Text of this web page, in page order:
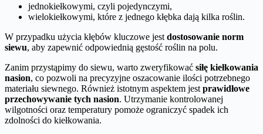
jednokiełkowymi, czyli pojedynczymi,
wielokiełkowymi, które z jednego kłębka dają kilka roślin.
W przypadku użycia kłębów kluczowe jest dostosowanie norm
siewu, aby zapewnić odpowiednią gęstość roślin na polu.
Zanim przystąpimy do siewu, warto zweryfikować siłę kiełkowania
nasion, co pozwoli na precyzyjne oszacowanie ilości potrzebnego
materiału siewnego. Również istotnym aspektem jest prawidłowe
przechowywanie tych nasion. Utrzymanie kontrolowanej
wilgotności oraz temperatury pomoże ograniczyć spadek ich
zdolności do kiełkowania.